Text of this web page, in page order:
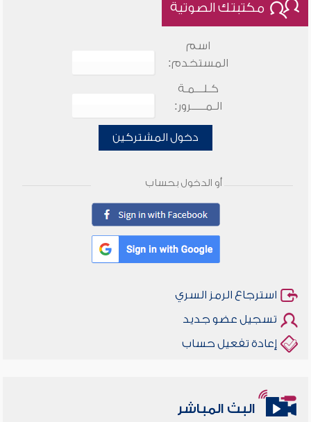
مكتبتك الصوتية
اسم
المستخدم:
كـلـــمـة
الـمـــــرور:
دخول المشتركين
أو الدخول بحساب
استرجاع الرمز السري
تسجيل عضو جديد
إعادة تفعيل حساب
البث المباشر